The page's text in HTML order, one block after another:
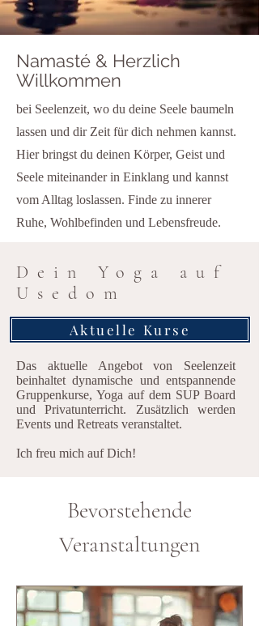
Namasté & Herzlich
Willkommen
bei Seelenzeit, wo du deine Seele baumeln
lassen und dir Zeit für dich nehmen kannst.
Hier bringst du deinen Körper, Geist und
Seele miteinander in Einklang und kannst
vom Alltag loslassen. Finde zu innerer
Ruhe, Wohlbefinden und Lebensfreude.
Dein Yoga auf
Usedom
Aktuelle Kurse
Das aktuelle Angebot von Seelenzeit
beinhaltet dynamische und entspannende
Gruppenkurse, Yoga auf dem SUP Board
und Privatunterricht. Zusätzlich werden
Events und Retreats veranstaltet.
Ich freu mich auf Dich!
Bevorstehende
Veranstaltungen